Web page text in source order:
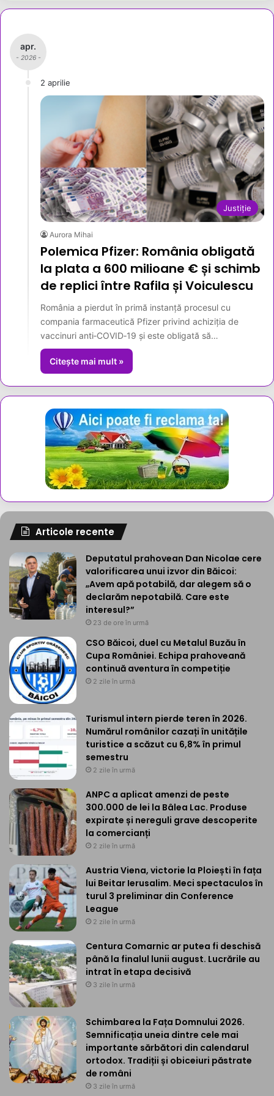
apr.
- 2026 -
2 aprilie
Justiție
Aurora Mihai
Polemica Pfizer: România obligată
la plata a 600 milioane € și schimb
de replici între Rafila și Voiculescu
România a pierdut în primă instanță procesul cu
compania farmaceutică Pfizer privind achiziția de
vaccinuri anti‑COVID‑19 și este obligată să…
Citește mai mult »
Articole recente
Deputatul prahovean Dan Nicolae cere
valorificarea unui izvor din Băicoi:
„Avem apă potabilă, dar alegem să o
declarăm nepotabilă. Care este
interesul?”
23 de ore în urmă
CSO Băicoi, duel cu Metalul Buzău în
Cupa României. Echipa prahoveană
continuă aventura în competiție
2 zile în urmă
Turismul intern pierde teren în 2026.
Numărul românilor cazați în unitățile
turistice a scăzut cu 6,8% în primul
semestru
2 zile în urmă
ANPC a aplicat amenzi de peste
300.000 de lei la Bâlea Lac. Produse
expirate și nereguli grave descoperite
la comercianți
2 zile în urmă
Austria Viena, victorie la Ploiești în fața
lui Beitar Ierusalim. Meci spectaculos în
turul 3 preliminar din Conference
League
2 zile în urmă
Centura Comarnic ar putea fi deschisă
până la finalul lunii august. Lucrările au
intrat în etapa decisivă
3 zile în urmă
Schimbarea la Fața Domnului 2026.
Semnificația uneia dintre cele mai
importante sărbători din calendarul
ortodox. Tradiții și obiceiuri păstrate
de români
3 zile în urmă